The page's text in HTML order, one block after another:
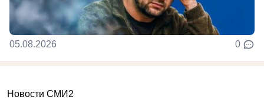
05.08.2026 0
Новости СМИ2